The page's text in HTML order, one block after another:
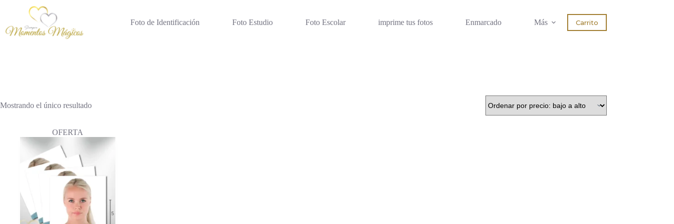
Foto de Identificación Foto Estudio Foto Escolar imprime tus fotos Enmarcado Más Carrito
Mostrando el único resultado
OFERTA